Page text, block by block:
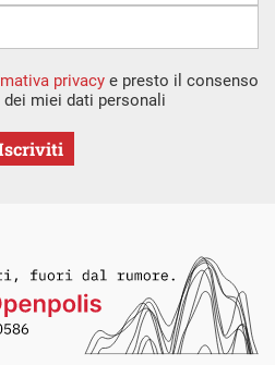
privacy e presto il consenso
miei dati personali